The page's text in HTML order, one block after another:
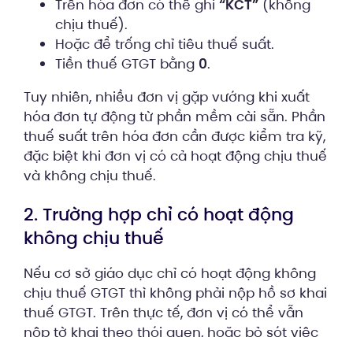
Trên hóa đơn có thể ghi “KCT” (không
chịu thuế).
Hoặc để trống chỉ tiêu thuế suất.
Tiền thuế GTGT bằng 0.
Tuy nhiên, nhiều đơn vị gặp vướng khi xuất
hóa đơn tự động từ phần mềm cài sẵn. Phần
thuế suất trên hóa đơn cần được kiểm tra kỹ,
đặc biệt khi đơn vị có cả hoạt động chịu thuế
và không chịu thuế.
2. Trường hợp chỉ có hoạt động
không chịu thuế
Nếu cơ sở giáo dục chỉ có hoạt động không
chịu thuế GTGT thì không phải nộp hồ sơ khai
thuế GTGT. Trên thực tế, đơn vị có thể vẫn
nộp tờ khai theo thói quen, hoặc bỏ sót việc